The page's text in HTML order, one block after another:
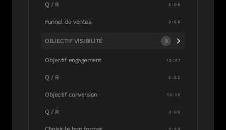
Q / R 5:08
Funnel de ventes 3:58
OBJECTIF VISIBILITÉ 3
Objectif engagement 10:47
Q / R 5:52
Objectif conversion 10:19
Q / R 3:05
2:23